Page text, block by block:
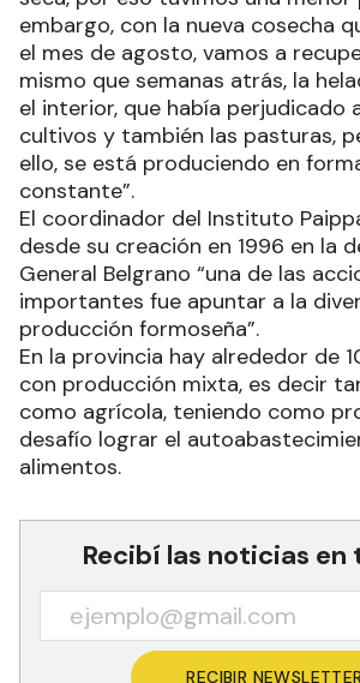
embargo, con la nueva cosecha
el mes de agosto, vamos a
mismo que semanas atrás, la
el interior, que había perjudicado
cultivos y también las pasturas,
ello, se está produciendo en
constante”.
El coordinador del Instituto
desde su creación en 1996 en la
General Belgrano “una de las
importantes fue apuntar a la
producción formoseña”.
En la provincia hay alrededor de
con producción mixta, es decir
como agrícola, teniendo como
desafío lograr el
alimentos.
Recibí las noticias en
RECIBIR NEWSLETTER